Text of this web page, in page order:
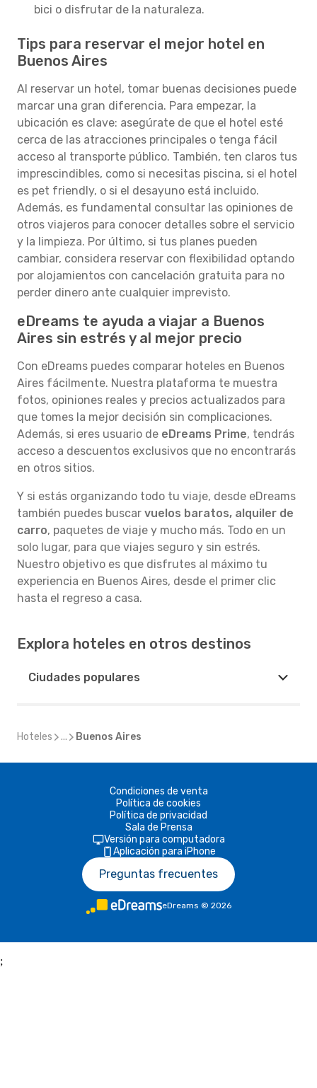
bici o disfrutar de la naturaleza.
Tips para reservar el mejor hotel en
Buenos Aires
Al reservar un hotel, tomar buenas decisiones puede
marcar una gran diferencia. Para empezar, la
ubicación es clave: asegúrate de que el hotel esté
cerca de las atracciones principales o tenga fácil
acceso al transporte público. También, ten claros tus
imprescindibles, como si necesitas piscina, si el hotel
es pet friendly, o si el desayuno está incluido.
Además, es fundamental consultar las opiniones de
otros viajeros para conocer detalles sobre el servicio
y la limpieza. Por último, si tus planes pueden
cambiar, considera reservar con flexibilidad optando
por alojamientos con cancelación gratuita para no
perder dinero ante cualquier imprevisto.
eDreams te ayuda a viajar a Buenos
Aires sin estrés y al mejor precio
Con eDreams puedes comparar hoteles en Buenos
Aires fácilmente. Nuestra plataforma te muestra
fotos, opiniones reales y precios actualizados para
que tomes la mejor decisión sin complicaciones.
Además, si eres usuario de eDreams Prime, tendrás
acceso a descuentos exclusivos que no encontrarás
en otros sitios.
Y si estás organizando todo tu viaje, desde eDreams
también puedes buscar vuelos baratos, alquiler de
carro, paquetes de viaje y mucho más. Todo en un
solo lugar, para que viajes seguro y sin estrés.
Nuestro objetivo es que disfrutes al máximo tu
experiencia en Buenos Aires, desde el primer clic
hasta el regreso a casa.
Explora hoteles en otros destinos
Ciudades populares
Hoteles ... Buenos Aires
Condiciones de venta
Política de cookies
Política de privacidad
Sala de Prensa
Versión para computadora
Aplicación para iPhone
Preguntas frecuentes
eDreams © 2026
;